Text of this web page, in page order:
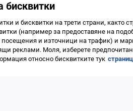
се нуждаете,
печалба
бисквитки
и бисквитки на трети страни, както
(например за предоставяне на
и източници на трафик) и
реклами. Моля, изберете
относно бисквитките тук